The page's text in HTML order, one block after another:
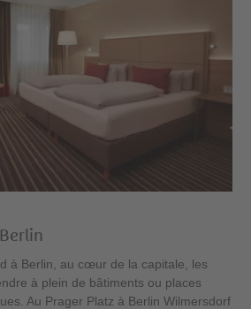
à Berlin, au cœur de la capitale, les
à plein de bâtiments ou places
Au Prager Platz à Berlin Wilmersdorf